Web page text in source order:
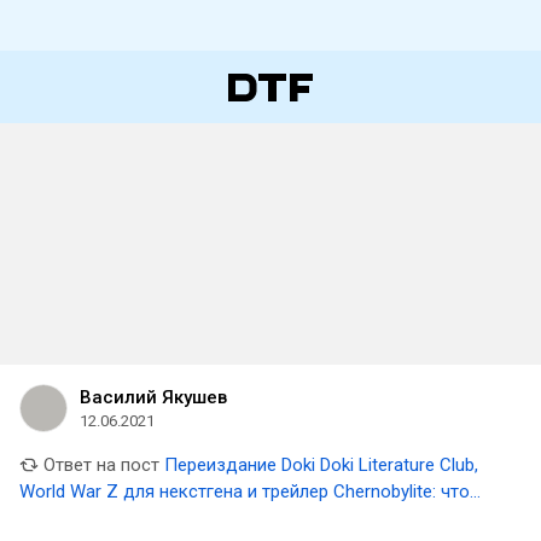
Василий Якушев
12.06.2021
Ответ на пост Переиздание Doki Doki Literature Club,
World War Z для некстгена и трейлер Chernobylite: что